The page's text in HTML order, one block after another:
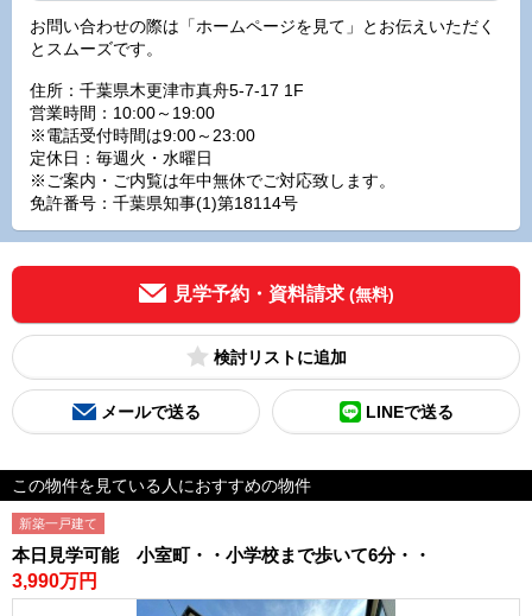
お問い合わせの際は「ホームページを見て」とお伝えいただく
とスムーズです。
住所：千葉県木更津市真舟5-7-17 1F
営業時間：10:00～19:00
※電話受付時間は9:00～23:00
定休日：毎週火・水曜日
※ご案内・ご内覧は年中無休でご対応致します。
免許番号：千葉県知事(1)第18114号
見学予約・資料請求 (無料)
検討リスト
メールで送る LINEで送る
この物件を見ている人におすすめの物件
新築一戸建て
本日見学可能 小室町・・小学校まで歩いて6分・・
3,990万円